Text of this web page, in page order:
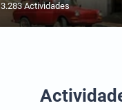
3.283 Actividades